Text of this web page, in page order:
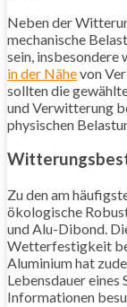
Neben der
mechanische
sein, insbesondere
in der Nähevon
sollten die
und Verwitterung
physischen
Zu den am
ökologische
und Alu-Dibond.
Wetterfestigkeit
Aluminium hat
Lebensdauer
Informationen